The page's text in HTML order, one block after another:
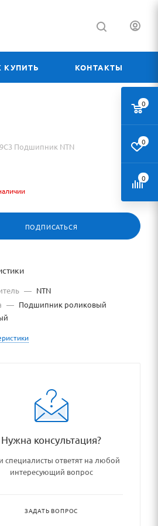
КУПИТЬ КОНТАКТЫ
Подшипник NTN
ПОДПИСАТЬСЯ
— NTN
— Подшипник роликовый
Нужна консультация?
специалисты ответят на любой
интересующий вопрос
ЗАДАТЬ ВОПРОС
0
0
0